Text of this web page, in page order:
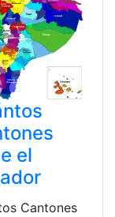
el
Cantones